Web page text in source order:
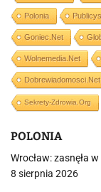
Polonia
Goniec.net
Wolnemedia.net
Sekrety-Zdrowia.org
POLONIA
Wrocław: zasnęła
8 sierpnia 2026